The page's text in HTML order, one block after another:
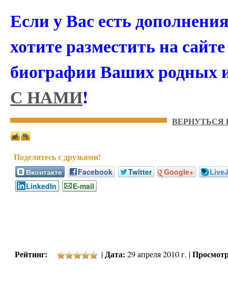
Если у Вас есть
хотите разместить на
биографии Ваших родных
С НАМИ!
ВЕРНУТЬСЯ
Вконтакте Facebook Twitter Google+
LinkedIn
E-mail
Рейтинг: |Дата: 29 апреля 2010 г. |